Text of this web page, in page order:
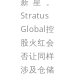
Stratus
Global控
股火红会
否让同样
涉及仓储